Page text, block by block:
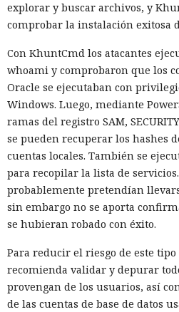
El canadiense Connor Riley
muchos meses con datos
de ser detenido y entregado a la
uno de los mayores hackeos de
la plataforma en la nube
Muka, de 26 años, se declaró
informático y telefónico, robo
y conspiración en un tribunal
Washington. Su sentencia se
pena máxima es de hasta 32 años
Muka y sus cómplices utilizaron
acceder a cuentas de Snowflake
menos 165 empresas. Entre las
AT&T, Ticketmaster, Advance
Santander, LendingTree y uno
grandes de Estados Unidos.
explorar y buscar archivos, y
comprobar la instalación exitosa
Con KhuntCmd los atacantes
whoami y comprobaron que los
Oracle se ejecutaban con
Windows. Luego, mediante
ramas del registro SAM,
se pueden recuperar los hashes
cuentas locales. También se
para recopilar la lista de
probablemente pretendían
sin embargo no se aporta
se hubieran robado con éxito.
Para reducir el riesgo de este
recomienda validar y depurar
provengan de los usuarios, así
de las cuentas de base de datos